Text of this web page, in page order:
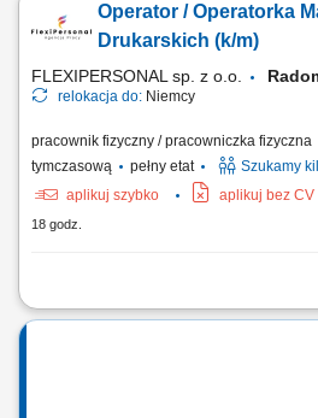
Operator / Operatorka Maszyn
Drukarskich (k/m)
FLEXIPERSONAL sp. z o.o.
relokacja do: Niemcy
pracownik fizyczny / pracowniczka fizyczna
tymczasową
pełny etat
Szukamy
aplikuj szybko
aplikuj bez CV
18 godz.
Podstawowe informacje: Lokalizacja: